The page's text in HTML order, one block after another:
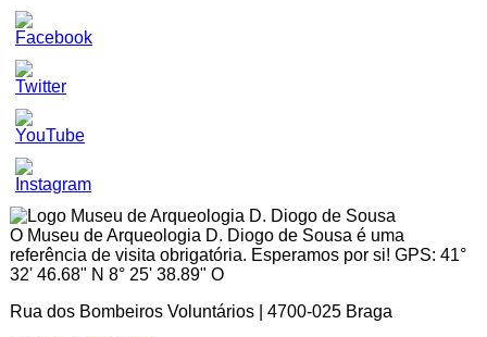
Set
Youtube
Channel
ID
O Museu de Arqueologia D. Diogo de Sousa é uma
referência de visita obrigatória. Esperamos por si! GPS: 41°
32' 46.68" N 8° 25' 38.89" O
Rua dos Bombeiros Voluntários | 4700-025 Braga